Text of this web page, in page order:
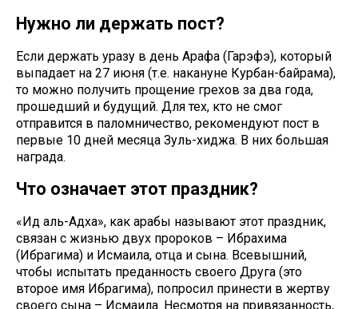
Нужно ли держать пост?
Если держать уразу в день Арафа (Гарэфэ), который
выпадает на 27 июня (т.е. накануне Курбан-байрама),
то можно получить прощение грехов за два года,
прошедший и будущий. Для тех, кто не смог
отправится в паломничество, рекомендуют пост в
первые 10 дней месяца Зуль-хиджа. В них большая
награда.
Что означает этот праздник?
«Ид аль-Адха», как арабы называют этот праздник,
связан с жизнью двух пророков – Ибрахима
(Ибрагима) и Исмаила, отца и сына. Всевышний,
чтобы испытать преданность своего Друга (это
второе имя Ибрагима), попросил принести в жертву
своего сына – Исмаила. Несмотря на привязанность,